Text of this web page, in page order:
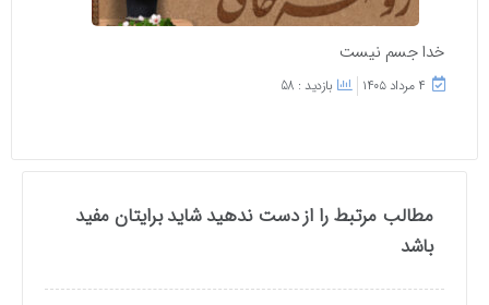
خدا جسم نیست
۴ مرداد ۱۴۰۵ بازدید : 58
مطالب مرتبط را از دست ندهید شاید برایتان مفید
باشد